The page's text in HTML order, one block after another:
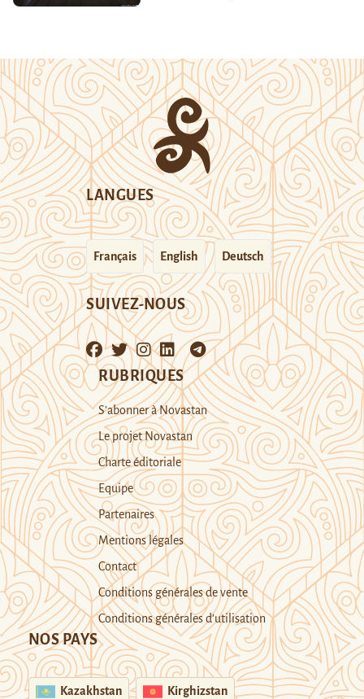
LANGUES
Français English Deutsch
SUIVEZ-NOUS
RUBRIQUES
S’abonner à Novastan
Le projet Novastan
Charte éditoriale
Equipe
Partenaires
Mentions légales
Contact
Conditions générales de vente
Conditions générales d’utilisation
NOS PAYS
Kazakhstan Kirghizstan